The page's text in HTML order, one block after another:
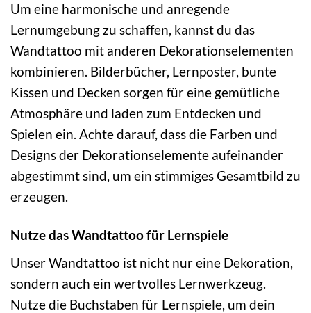
Um eine harmonische und anregende
Lernumgebung zu schaffen, kannst du das
Wandtattoo mit anderen Dekorationselementen
kombinieren. Bilderbücher, Lernposter, bunte
Kissen und Decken sorgen für eine gemütliche
Atmosphäre und laden zum Entdecken und
Spielen ein. Achte darauf, dass die Farben und
Designs der Dekorationselemente aufeinander
abgestimmt sind, um ein stimmiges Gesamtbild zu
erzeugen.
Nutze das Wandtattoo für Lernspiele
Unser Wandtattoo ist nicht nur eine Dekoration,
sondern auch ein wertvolles Lernwerkzeug.
Nutze die Buchstaben für Lernspiele, um dein